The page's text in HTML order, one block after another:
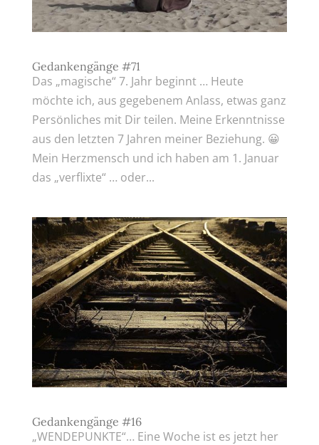
Gedankengänge #71
Das „magische“ 7. Jahr beginnt … Heute
möchte ich, aus gegebenem Anlass, etwas ganz
Persönliches mit Dir teilen. Meine Erkenntnisse
aus den letzten 7 Jahren meiner Beziehung. 😀
Mein Herzmensch und ich haben am 1. Januar
das „verflixte“ … oder...
Gedankengänge #16
„WENDEPUNKTE“… Eine Woche ist es jetzt her